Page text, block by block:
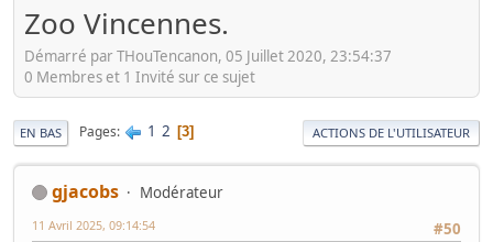
Zoo Vincennes.
Démarré par THouTencanon, 05 Juillet 2020, 23:54:37
0 Membres et 1 Invité sur ce sujet
EN BAS Pages 1 2 3 ACTIONS DE L'UTILISATEUR
gjacobs
Modérateur
#50
11 Avril 2025, 09:14:54